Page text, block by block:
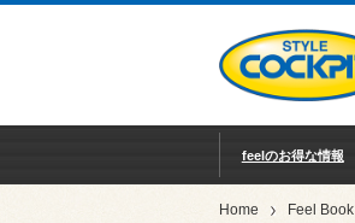
feelのお得な情報
Home Feel Book